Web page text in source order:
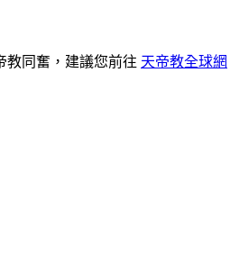
教同奮，建議您前往 天帝教全球網